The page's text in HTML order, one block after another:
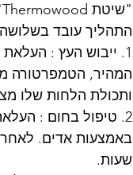
"שיטת Thermowood" כוללת חימום של העצים לטמפרטורות של עד 180 ° C ושימור בעזרת אדים.
התהליך עובד
ותכולת הלחות שלו
באמצעות אדים.
שעות.